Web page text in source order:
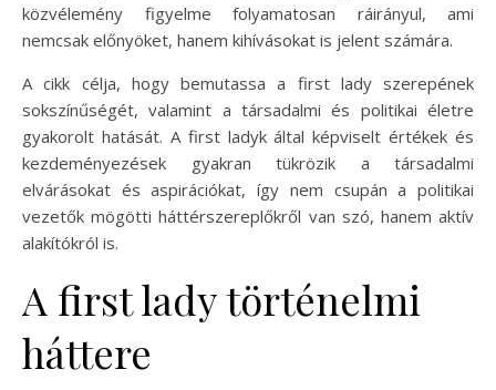
közvélemény figyelme folyamatosan ráirányul, ami
nemcsak előnyöket, hanem kihívásokat is jelent számára.
A cikk célja, hogy bemutassa a first lady szerepének
sokszínűségét, valamint a társadalmi és politikai életre
gyakorolt hatását. A first ladyk által képviselt értékek és
kezdeményezések gyakran tükrözik a társadalmi
elvárásokat és aspirációkat, így nem csupán a politikai
vezetők mögötti háttérszereplőkről van szó, hanem aktív
alakítókról is.
A first lady történelmi
háttere